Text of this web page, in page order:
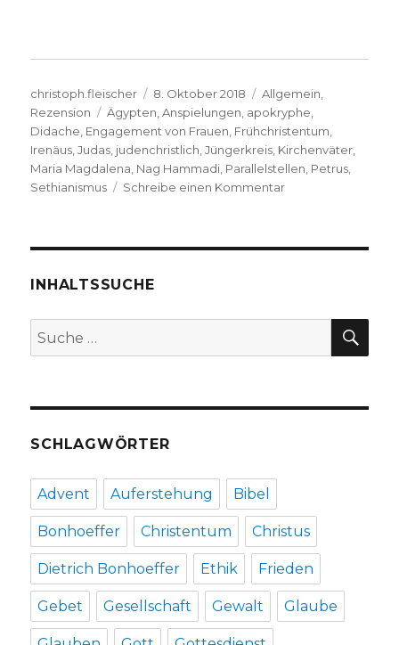
Autor
christoph.fleischer
Veröffentlicht
am
8. Oktober 2018 Kategorien
Allgemein
Rezension
Schlagwörter
Ägypten ,Anspielungen apokryphe
Didache Engagement von Frauen Frühchristentum
Irenäus ,Judas judenchristlich ,Jüngerkreis Kirchenväter
Maria Magdalena Nag Hammadi Parallelstellen Petrus
Sethianismus
Schreibe einen Kommentarzu
Christoph
Welver
INHALTSSUCHE
Suche
nach:
SCHLAGWÖRTER
Advent Auferstehung Bibel
Bonhoeffer Christentum Christus
Dietrich Bonhoeffer Ethik Frieden
Gebet Gesellschaft Gewalt Glaube